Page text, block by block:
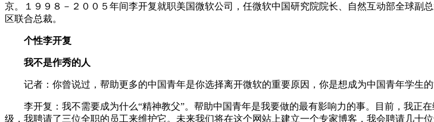
京。１９９８－２００５年间李开复就职美国微软公司，任微软中国研究院院长、自然互动部全球
区联合总裁。
个性李开复
我不是作秀的人
记者：你曾说过，帮助更多的中国青年是你选择离开微软的重要原因，你是想成为中国青年学生的
李开复：我不需要成为什么“精神教父”。帮助中国青年是我要做的最有影响力的事。目前，我正
级，我聘请了三位全职的员工来维护它。未来我们将在这个网站上建立一个专家博客，我会聘请几